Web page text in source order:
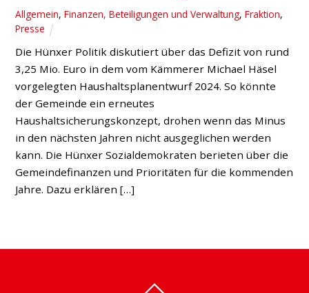
Allgemein,Finanzen, Beteiligungen und Verwaltung,Fraktion,
Presse
Die Hünxer Politik diskutiert über das Defizit von rund
3,25 Mio. Euro in dem vom Kämmerer Michael Häsel
vorgelegten Haushaltsplanentwurf 2024. So könnte
der Gemeinde ein erneutes
Haushaltsicherungskonzept, drohen wenn das Minus
in den nächsten Jahren nicht ausgeglichen werden
kann. Die Hünxer Sozialdemokraten berieten über die
Gemeindefinanzen und Prioritäten für die kommenden
Jahre. Dazu erklären […]